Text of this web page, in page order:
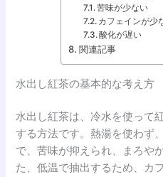
苦味が少ない
カフェインが少
酸化が遅い
関連記事
水出し紅茶の基本的な考え方
水出し紅茶は、冷水を使って
する方法です。熱湯を使わず
で、苦味が抑えられ、まろや
た、低温で抽出するため、カ